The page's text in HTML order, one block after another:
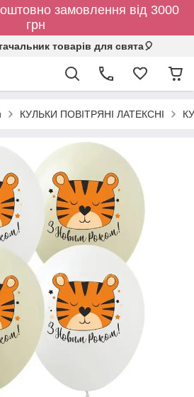
замовлення від 3000
грн
товарів для свята🎈
КУЛЬКИ ПОВІТРЯНІ ЛАТЕКСНІ